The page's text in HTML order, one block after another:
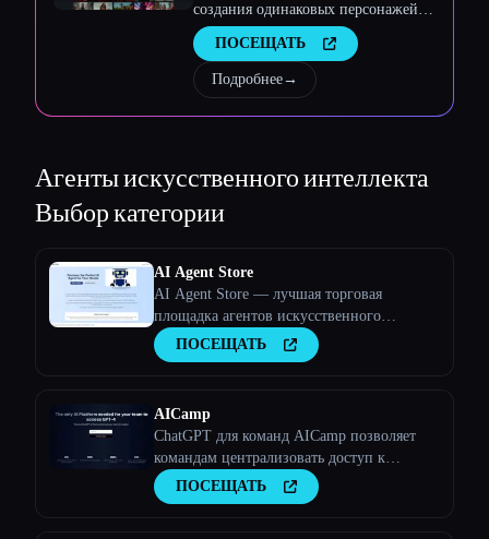
создания одинаковых персонажей,
рабочих процессов и видео
ПОСЕЩАТЬ
Подробнее→
Агенты искусственного интеллекта
Выбор категории
AI Agent Store
AI Agent Store — лучшая торговая
площадка агентов искусственного
интеллекта для создателей и
пользователей
ПОСЕЩАТЬ
AICamp
ChatGPT для команд AICamp позволяет
командам централизовать доступ к
ведущим моделям искусственного
интеллекта, таким как Claude, Bard, и
ПОСЕЩАТЬ